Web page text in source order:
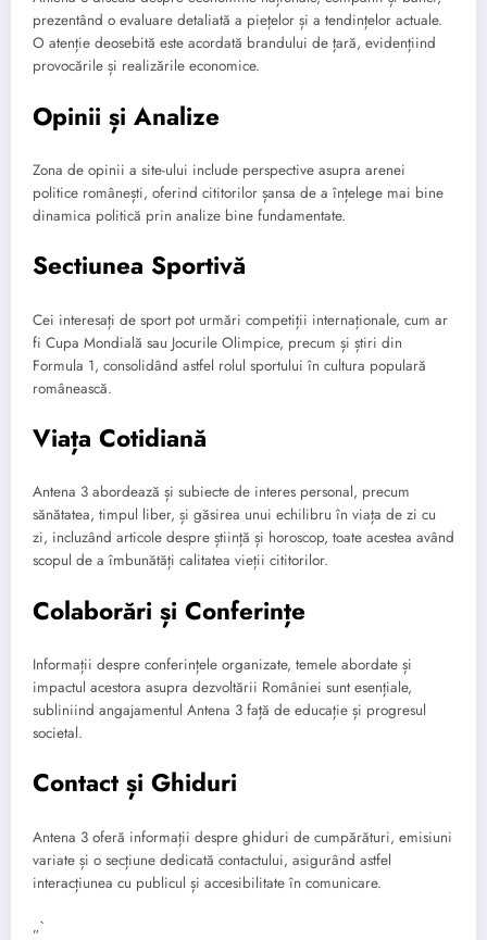
prezentând o evaluare detaliată a piețelor și a tendințelor actuale.
O atenție deosebită este acordată brandului de țară, evidențiind
provocările și realizările economice.
Opinii și Analize
Zona de opinii a site-ului include perspective asupra arenei
politice românești, oferind cititorilor șansa de a înțelege mai bine
dinamica politică prin analize bine fundamentate.
Sectiunea Sportivă
Cei interesați de sport pot urmări competiții internaționale, cum ar
fi Cupa Mondială sau Jocurile Olimpice, precum și știri din
Formula 1, consolidând astfel rolul sportului în cultura populară
românească.
Viața Cotidiană
Antena 3 abordează și subiecte de interes personal, precum
sănătatea, timpul liber, și găsirea unui echilibru în viața de zi cu
zi, incluzând articole despre știință și horoscop, toate acestea având
scopul de a îmbunătăți calitatea vieții cititorilor.
Colaborări și Conferințe
Informații despre conferințele organizate, temele abordate și
impactul acestora asupra dezvoltării României sunt esențiale,
subliniind angajamentul Antena 3 față de educație și progresul
societal.
Contact și Ghiduri
Antena 3 oferă informații despre ghiduri de cumpărături, emisiuni
variate și o secțiune dedicată contactului, asigurând astfel
interacțiunea cu publicul și accesibilitate în comunicare.
„`